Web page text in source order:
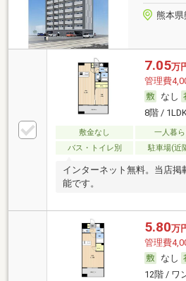
熊本
7.05万
管理費
なし
8階 /
敷金なし 一人暮ら
バス・トイレ別
駐車場(近
インターネット無料。当店
能です。
5.80万
管理費
なし
12階 / ワ